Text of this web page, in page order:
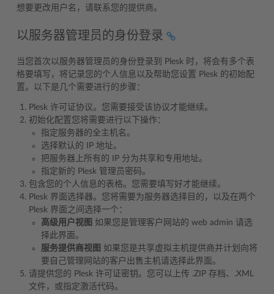
想要更改用户名，请联系您的提供商。
以服务器管理员的身份登录
当您首次以服务器管理员的身份登录到 Plesk 时，将会有多个表
格要填写，将记录您的个人信息以及帮助您设置 Plesk 的初始配
置。以下是几个需要进行的步骤：
Plesk 许可证协议。您需要接受该协议才能继续。
初始化配置您将需要进行以下操作：
指定服务器的全主机名。
选择默认的 IP 地址。
把服务器上所有的 IP 分为共享和专用地址。
指定新的 Plesk 管理员密码。
包含您的个人信息的表格。您需要填写好才能继续。
Plesk 界面选择器。您将需要为服务器选择目的，以及在两个
Plesk 界面之间选择一个：
高级用户视图 如果您是管理客户网站的 web admin 请选
择此界面。
服务提供商视图 如果您是共享虚拟主机提供商并计划向将
要自己管理网站的客户出售主机请选择此界面。
请提供您的 Plesk 许可证密钥。您可以上传 .ZIP 存档、.XML
文件，或指定激活代码。